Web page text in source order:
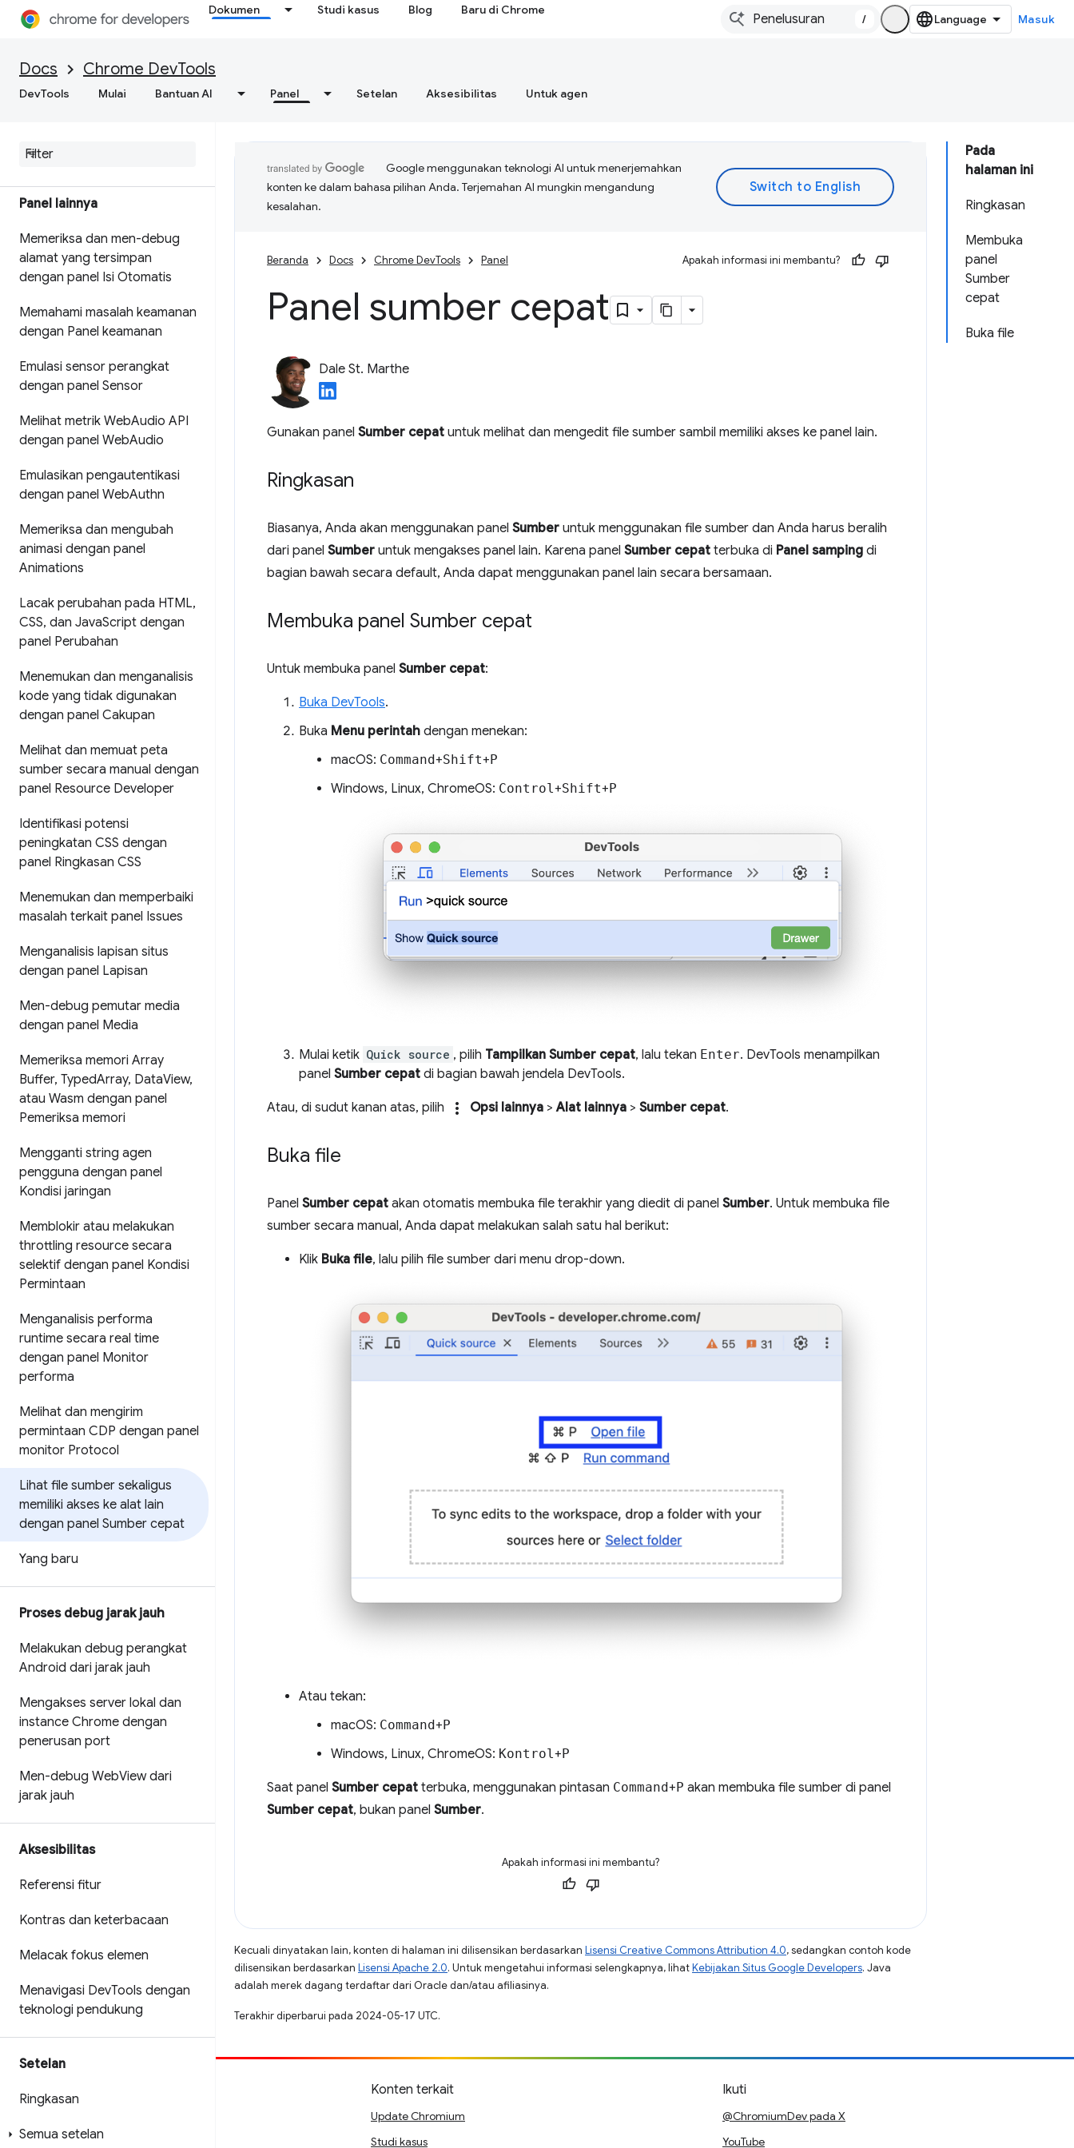
Dokumen Studi kasus Blog Baru di Chrome
/ Masuk
Docs Chrome DevTools
DevTools Mulai Bantuan AI Panel Setelan Aksesibilitas Untuk agen
Ringkasan
Menemukan masalah terkait
performa rendering
Menerapkan efek rendering
Panel lainnya
Memeriksa dan men-debug
alamat yang tersimpan
dengan panel Isi Otomatis
Memahami masalah keamanan
dengan Panel keamanan
Emulasi sensor perangkat
dengan panel Sensor
Melihat metrik WebAudio API
dengan panel WebAudio
Emulasikan pengautentikasi
dengan panel WebAuthn
Memeriksa dan mengubah
animasi dengan panel
Animations
Lacak perubahan pada HTML,
CSS, dan JavaScript dengan
panel Perubahan
Menemukan dan menganalisis
kode yang tidak digunakan
dengan panel Cakupan
Melihat dan memuat peta
sumber secara manual dengan
panel Resource Developer
Identifikasi potensi
peningkatan CSS dengan
panel Ringkasan CSS
Menemukan dan memperbaiki
masalah terkait panel Issues
Menganalisis lapisan situs
dengan panel Lapisan
Men-debug pemutar media
dengan panel Media
Memeriksa memori Array
Buffer, TypedArray, DataView,
atau Wasm dengan panel
Pemeriksa memori
Mengganti string agen
pengguna dengan panel
Kondisi jaringan
Memblokir atau melakukan
throttling resource secara
selektif dengan panel Kondisi
Permintaan
Menganalisis performa
runtime secara real time
dengan panel Monitor
performa
Melihat dan mengirim
permintaan CDP dengan panel
monitor Protocol
Lihat file sumber sekaligus
memiliki akses ke alat lain
dengan panel Sumber cepat
Yang baru
Proses debug jarak jauh
Melakukan debug perangkat
Android dari jarak jauh
Mengakses server lokal dan
instance Chrome dengan
penerusan port
Men-debug WebView dari
jarak jauh
Aksesibilitas
Referensi fitur
Kontras dan keterbacaan
Melacak fokus elemen
Menavigasi DevTools dengan
teknologi pendukung
Setelan
Ringkasan
Semua setelan
Pada
halaman ini
Ringkasan
Membuka
panel
Sumber
cepat
Buka file
Google menggunakan teknologi AI untuk menerjemahkan
konten ke dalam bahasa pilihan Anda. Terjemahan AI mungkin mengandung
kesalahan.
Beranda Docs Chrome DevTools Panel Apakah informasi ini membantu?
Panel sumber cepat
Dale St. Marthe
Gunakan panel Sumber cepat untuk melihat dan mengedit file sumber sambil memiliki akses ke panel lain.
Ringkasan
Biasanya, Anda akan menggunakan panel Sumber untuk menggunakan file sumber dan Anda harus beralih
dari panel Sumber untuk mengakses panel lain. Karena panel Sumber cepat terbuka di Panel samping di
bagian bawah secara default, Anda dapat menggunakan panel lain secara bersamaan.
Membuka panel Sumber cepat
Untuk membuka panel Sumber cepat:
Buka DevTools.
Buka Menu perintah dengan menekan:
macOS: Command+Shift+P
Windows, Linux, ChromeOS: Control+Shift+P
Mulai ketik Quick source , pilih Tampilkan Sumber cepat, lalu tekan Enter. DevTools menampilkan
panel Sumber cepat di bagian bawah jendela DevTools.
Atau, di sudut kanan atas, pilih more_vert Opsi lainnya >Alat lainnya > Sumber cepat.
Buka file
Panel Sumber cepat akan otomatis membuka file terakhir yang diedit di panel Sumber. Untuk membuka file
sumber secara manual, Anda dapat melakukan salah satu hal berikut:
Klik Buka file, lalu pilih file sumber dari menu drop-down.
Atau tekan:
macOS: Command+P
Windows, Linux, ChromeOS: Kontrol+P
Saat panel Sumber cepat terbuka, menggunakan pintasan Command+P akan membuka file sumber di panel
Sumber cepat, bukan panel Sumber.
Apakah informasi ini membantu?
Kecuali dinyatakan lain, konten di halaman ini dilisensikan berdasarkan Lisensi Creative Commons Attribution 4.0, sedangkan contoh kode
dilisensikan berdasarkan Lisensi Apache 2.0. Untuk mengetahui informasi selengkapnya, lihatKebijakan Situs Google Developers. Java
adalah merek dagang terdaftar dari Oracle dan/atau afiliasinya.
Terakhir diperbarui pada 2024-05-17 UTC.
Beri kontribusi
Lihat masalah terbuka
Konten terkait
Update Chromium
Studi kasus
Ikuti
@ChromiumDev pada X
YouTube